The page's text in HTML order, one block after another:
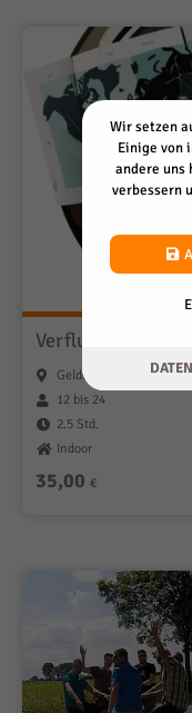
Wir setzen
Einige von
andere uns
verbessern
Verfluchte Koffer
Geldern und überall in
12 bis 24
2.5 Std.
Indoor
35,00 €